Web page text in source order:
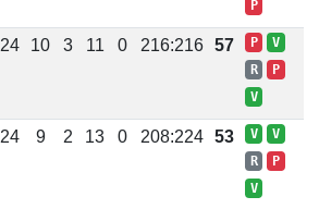
P
24 10 3 11 0 216:216 57 P
V
R
P
V
24 9 2 13 0 208:224 53 V
V
R
P
V